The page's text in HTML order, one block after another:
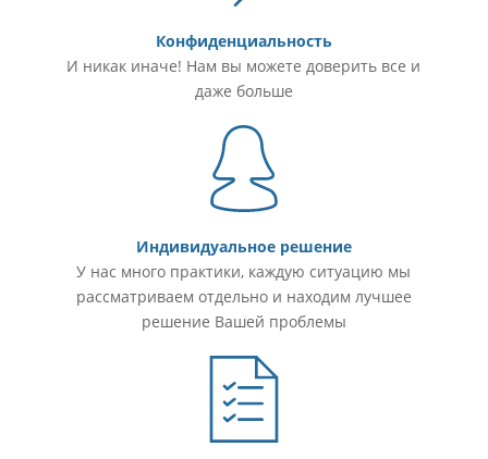
Конфиденциальность
И никак иначе! Нам вы можете доверить все и
даже больше
Индивидуальное решение
У нас много практики, каждую ситуацию мы
рассматриваем отдельно и находим лучшее
решение Вашей проблемы